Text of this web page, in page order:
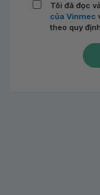
Tôi đã đọc
của Vinmec
theo quy